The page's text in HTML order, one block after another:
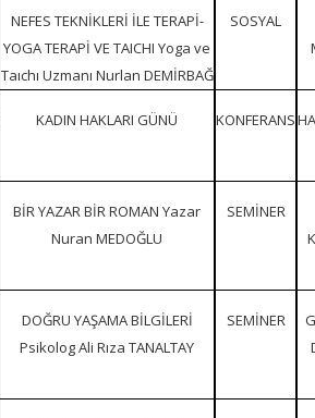
NEFES TEKNİKLERİ İLE TERAPİ-
YOGA TERAPİ VE TAICHI Yoga ve
Taıchı Uzmanı Nurlan DEMİRBAĞ
SOSYAL
KADIN HAKLARI GÜNÜ KONFERANS
BİR YAZAR BİR ROMAN Yazar
Nuran MEDOĞLU
SEMİNER
DOĞRU YAŞAMA BİLGİLERİ
Psikolog Ali Rıza TANALTAY
SEMİNER